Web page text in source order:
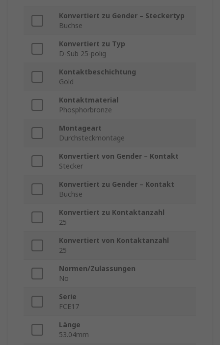
Konvertiert zu Gender – Steckertyp
Buchse
Konvertiert zu Typ
D-Sub 25-polig
Kontaktbeschichtung
Gold
Kontaktmaterial
Phosphorbronze
Montageart
Durchsteckmontage
Konvertiert von Gender – Kontakt
Stecker
Konvertiert zu Gender – Kontakt
Buchse
Konvertiert zu Kontaktanzahl
25
Konvertiert von Kontaktanzahl
25
Normen/Zulassungen
No
Serie
FCE17
Länge
53.04mm